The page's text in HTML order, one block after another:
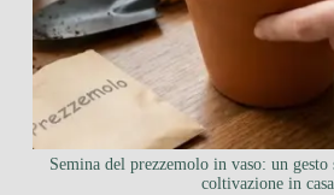
Semina del prezzemolo in vaso: un
coltivazione in